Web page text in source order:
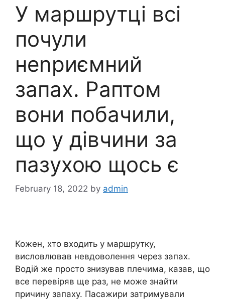
У маршрутці всі
почули
неnриємний
запах. Раптом
вони побачили,
що у дівчини за
пазухою щось є
February 18, 2022 by admin
Кожен, хто входить у маршрутку,
висловлював невдоволення через запах.
Водій же просто знизував плечима, казав, що
все перевіряв ще раз, не може знайти
причину запаху. Пасажири затримували